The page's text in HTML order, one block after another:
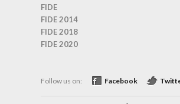
FIDE
FIDE 2014
FIDE 2018
FIDE 2020
Follow us on: Facebook